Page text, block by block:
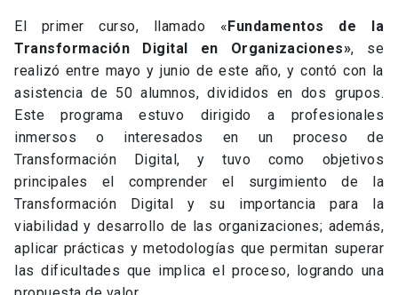
El primer curso, llamado «Fundamentos de la
Transformación Digital en Organizaciones», se
realizó entre mayo y junio de este año, y contó con la
asistencia de 50 alumnos, divididos en dos grupos.
Este programa estuvo dirigido a profesionales
inmersos o interesados en un proceso de
Transformación Digital, y tuvo como objetivos
principales el comprender el surgimiento de la
Transformación Digital y su importancia para la
viabilidad y desarrollo de las organizaciones; además,
aplicar prácticas y metodologías que permitan superar
las dificultades que implica el proceso, logrando una